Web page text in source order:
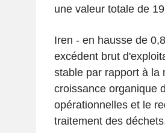
une valeur totale de
Iren - en hausse de
excédent brut
stable par rapport à la
croissance organique
opérationnelles et le
traitement des